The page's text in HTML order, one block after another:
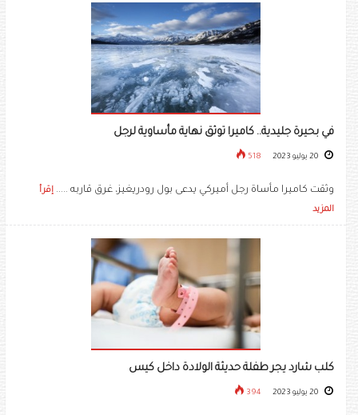
في بحيرة جليدية.. كاميرا توثق نهاية مأساوية لرجل
518
وثقت كاميرا مأساة رجل أميركي يدعى بول رودريغيز، غرق قاربه ..... إقرأ
المزيد
كلب شارد يجر طفلة حديثة الولادة داخل كيس
394